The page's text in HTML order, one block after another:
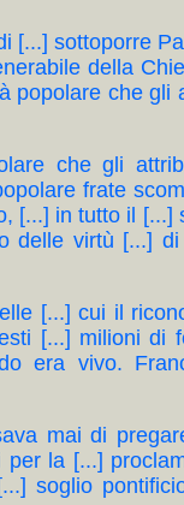
[...] sottoporre
della
popolare che gli
che gli
frate
[...] in tutto il [...]
delle virtù [...] di
[...] cui il
[...] milioni di
era vivo.
mai di
per la [...]
soglio